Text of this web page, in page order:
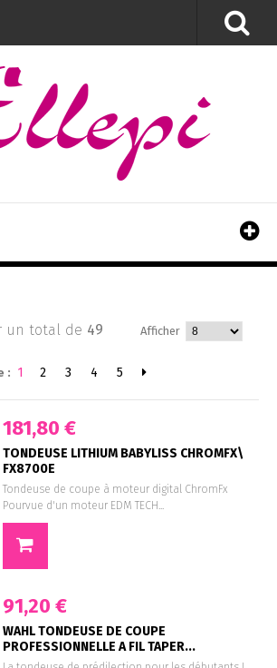
total de 49 Afficher
: 1 2 3 4 5
181,80 €
TONDEUSE LITHIUM BABYLISS CHROMFX\
FX8700E
Tondeuse de coupe à moteur digital ChromFx
Pourvue d'un moteur EDM TECH...
91,20 €
WAHL TONDEUSE DE COUPE
PROFESSIONNELLE A FIL TAPER...